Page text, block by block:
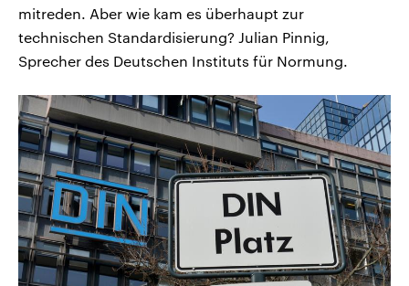
mitreden. Aber wie kam es überhaupt zur
technischen Standardisierung? Julian Pinnig,
Sprecher des Deutschen Instituts für Normung.